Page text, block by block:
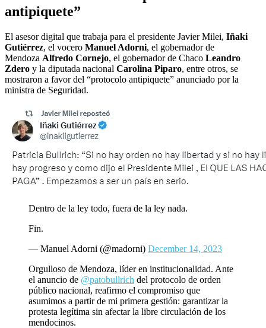
antipiquete”
El asesor digital que trabaja para el presidente Javier Milei, Iñaki
Gutiérrez, el vocero Manuel Adorni, el gobernador de
Mendoza Alfredo Cornejo, el gobernador de Chaco Leandro
Zdero y la diputada nacional Carolina Piparo, entre otros, se
mostraron a favor del “protocolo antipiquete” anunciado por la
ministra de Seguridad.
Dentro de la ley todo, fuera de la ley nada.
Fin.
— Manuel Adorni (@madorni) December 14, 2023
Orgulloso de Mendoza, líder en institucionalidad. Ante
el anuncio de @patobullrich del protocolo de orden
público nacional, reafirmo el compromiso que
asumimos a partir de mi primera gestión: garantizar la
protesta legítima sin afectar la libre circulación de los
mendocinos.